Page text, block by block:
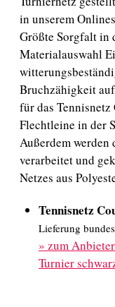
in unserem
Größte Sorgfalt in
Materialauswahl
Bruchzähigkeit
für das
Flechtleine in der
Außerdem
verarbeitet und
Netzes aus
Tennisnetz
Lieferung
»zum
Turnier